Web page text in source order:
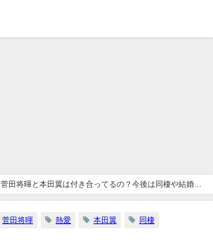
菅田将暉と本田翼は付き合ってるの？今後は同棲や結婚は
菅田将暉 熱愛 本田翼 同棲